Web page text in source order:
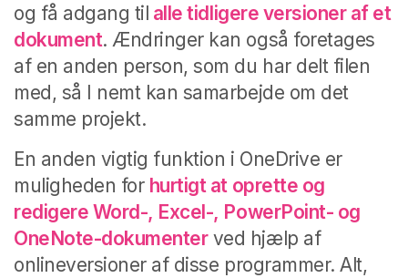
og få adgang til alle tidligere versioner af et
dokument.Ændringer kan også foretages
af en anden person, som du har delt filen
med, så I nemt kan samarbejde om det
samme projekt.
En anden vigtig funktion i OneDrive er
muligheden for hurtigt at oprette og
redigere Word-, Excel-, PowerPoint- og
OneNote-dokumenterved hjælp af
onlineversioner af disse programmer.Alt,